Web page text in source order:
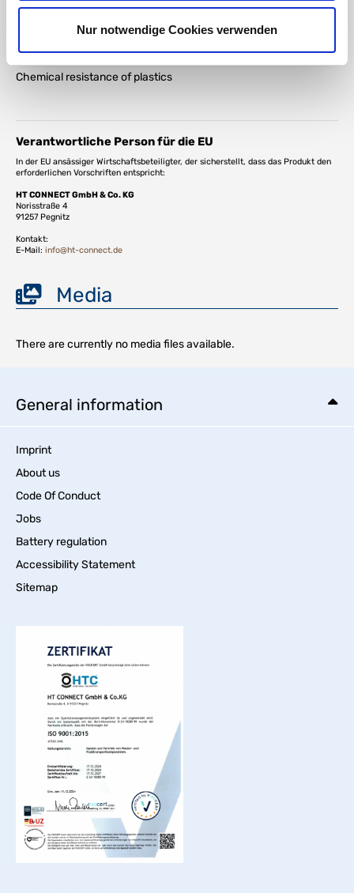
Nur notwendige Cookies verwenden
Chemical resistance of plastics
Verantwortliche Person für die EU
In der EU ansässiger Wirtschaftsbeteiligter, der sicherstellt, dass das Produkt den
erforderlichen Vorschriften entspricht:
HT CONNECT GmbH & Co. KG
Norisstraße 4
91257 Pegnitz
Kontakt:
E-Mail: info@ht-connect.de
Media
There are currently no media files available.
General information
Imprint
About us
Code Of Conduct
Jobs
Battery regulation
Accessibility Statement
Sitemap